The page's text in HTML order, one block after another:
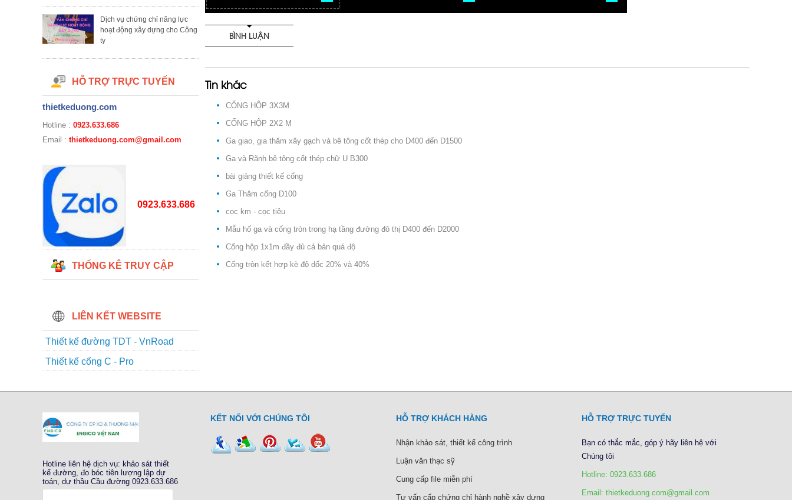
Dịch vụ chứng chỉ năng lực
hoạt động xây dựng cho Công
ty
HỖ TRỢ TRỰC TUYẾN
thietkeduong.com
Hotline : 0923.633.686
Email : thietkeduong.com@gmail.com
0923.633.686
THỐNG KÊ TRUY CẬP
LIÊN KẾT WEBSITE
Thiết kế đường TDT - VnRoad
Thiết kế cống C - Pro
BÌNH LUẬN
Tin khác
CỐNG HỘP 3X3M
CỐNG HỘP 2X2 M
Ga giao, gia thăm xây gạch và bê tông cốt thép cho D400 đến D1500
Ga và Rãnh bê tông cốt thép chữ U B300
bài giảng thiết kế cống
Ga Thăm cống D100
cọc km - cọc tiêu
Mẫu hố ga và cống tròn trong hạ tầng đường đô thị D400 đến D2000
Cống hộp 1x1m đầy đủ cả bản quá độ
Cống tròn kết hợp kè độ dốc 20% và 40%
Hotline liên hệ dịch vụ: khảo sát thiết
kế đường, đo bóc tiên lượng lập dự
toán, dự thầu Cầu đường 0923.633.686
KẾT NỐI VỚI CHÚNG TÔI HỖ TRỢ KHÁCH HÀNG
Nhận khảo sát, thiết kế công trình
Luận văn thạc sỹ
Cung cấp file miễn phí
Tư vấn cấp chứng chỉ hành nghề xây dựng
HỖ TRỢ TRỰC TUYẾN
Bạn có thắc mắc, góp ý hãy liên hệ với
Chúng tôi
Hotline: 0923.633.686
Email: thietkeduong.com@gmail.com